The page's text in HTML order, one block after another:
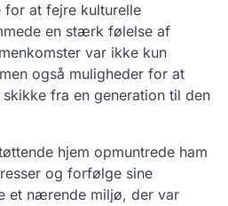
for at fejre kulturelle
en stærk følelse af
var ikke kun
også muligheder for at
fra en generation til den
hjem opmuntrede ham
og forfølge sine
et nærende miljø, der var